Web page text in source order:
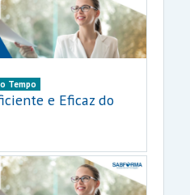
Tempo
e Eficaz do